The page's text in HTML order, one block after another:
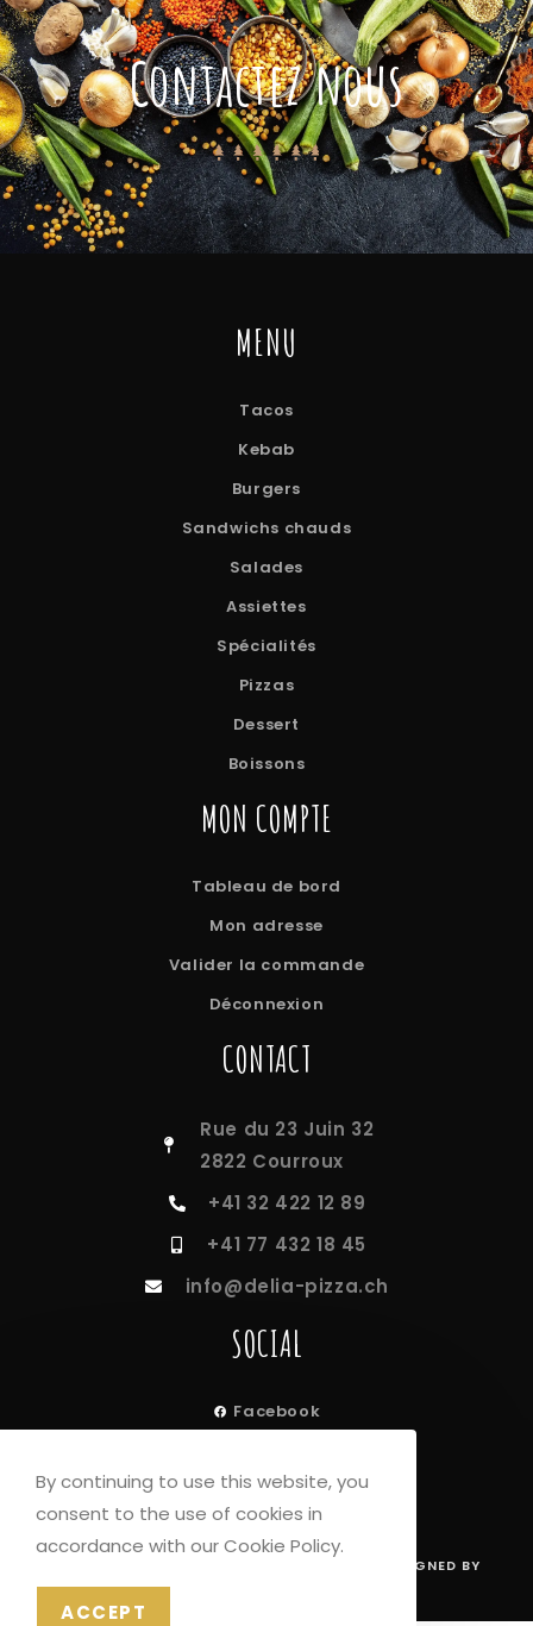
Contactez nous
MENU
Tacos
Kebab
Burgers
Sandwichs chauds
Salades
Assiettes
Spécialités
Pizzas
Dessert
Boissons
MON COMPTE
Tableau de bord
Mon adresse
Valider la commande
Déconnexion
CONTACT
Rue du 23 Juin 32
2822 Courroux
+41 32 422 12 89
+41 77 432 18 45
info@delia-pizza.ch
SOCIAL
Facebook
| CREATED & DESIGNED BY
By continuing to use this website, you
consent to the use of cookies in
accordance with our Cookie Policy.
ACCEPT